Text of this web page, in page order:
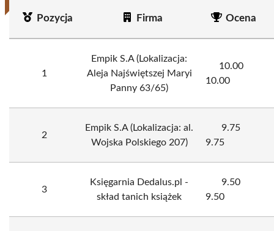
Pozycja Firma Ocena
1
Empik S.A (Lokalizacja:
Aleja Najświętszej Maryi
Panny 63/65)
10.00
10.00
2
Empik S.A (Lokalizacja: al.
Wojska Polskiego 207)
9.75
9.75
3
Księgarnia Dedalus.pl -
skład tanich książek
9.50
9.50